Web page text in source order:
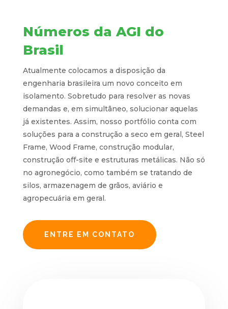
Números da AGI do
Brasil
Atualmente colocamos a disposição da
engenharia brasileira um novo conceito em
isolamento. Sobretudo para resolver as novas
demandas e, em simultâneo, solucionar aquelas
já existentes. Assim, nosso portfólio conta com
soluções para a construção a seco em geral, Steel
Frame, Wood Frame, construção modular,
construção off-site e estruturas metálicas. Não só
no agronegócio, como também se tratando de
silos, armazenagem de grãos, aviário e
agropecuária em geral.
ENTRE EM CONTATO